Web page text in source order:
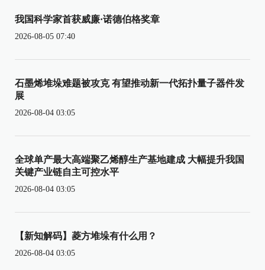
我国科学家首获威廉·诺德伯格奖章
2026-08-05 07:40
石墨烯堆垛难题被攻克 有望推动新一代拓扑量子器件发
展
2026-08-04 03:05
全球单产最大高端聚乙烯醇生产基地建成 大幅提升我国
关键产业链自主可控水平
2026-08-04 03:05
【新知解码】菱方堆垛有什么用？
2026-08-04 03:05